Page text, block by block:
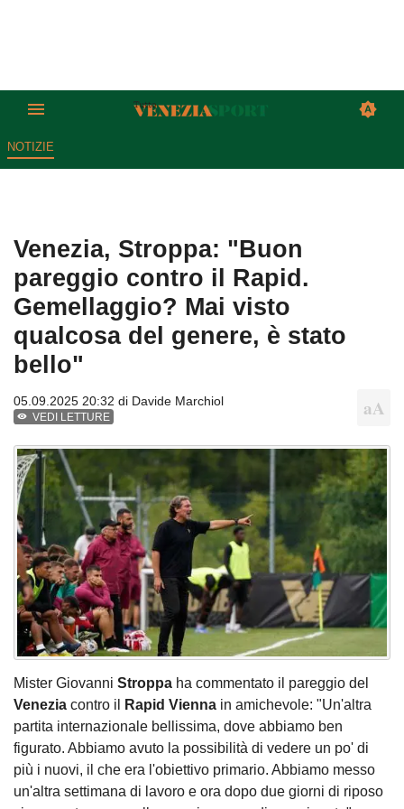
NOTIZIE
Venezia, Stroppa: "Buon
pareggio contro il Rapid.
Gemellaggio? Mai visto
qualcosa del genere, è stato
bello"
05.09.2025 20:32 di Davide Marchiol
VEDI LETTURE
Mister Giovanni Stroppa ha commentato il pareggio del
Venezia contro il Rapid Vienna in amichevole: "Un'altra
partita internazionale bellissima, dove abbiamo ben
figurato. Abbiamo avuto la possibilità di vedere un po' di
più i nuovi, il che era l'obiettivo primario. Abbiamo messo
un'altra settimana di lavoro e ora dopo due giorni di riposo